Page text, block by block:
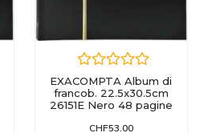
EXACOMPTA Album di
francob. 22.5x30.5cm
26151E Nero 48 pagine
CHF53.00